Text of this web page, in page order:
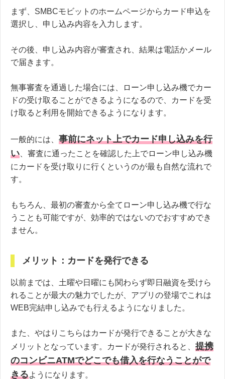
まず、SMBCモビットのホームページからカード申込を
選択し、申し込み内容を入力します。
その後、申し込み内容が審査され、結果は電話かメール
で届きます。
無事審査を通過した場合には、ローン申し込み機でカー
ドの受け取ることができるようになるので、カードを受
け取ると利用を開始できるようになります。
一般的には、 事前にネット上でカード申し込みを行
い 、審査に通ったことを確認した上でローン申し込み機
にカードを受け取りに行くというのが最も自然な流れで
す。
もちろん、最初の審査から全てローン申し込み機で行な
うことも可能ですが、効率的ではないのでおすすめでき
ません。
メリット：カードを発行できる
以前までは、土曜や日曜にも関わらず即日融資を受けら
れることが最大の魅力でしたが、アプリの登場でこれは
WEB完結申し込みでも行えるようになりました。
また、やはりこちらはカードが発行できることが大きな
メリットとなっています。カードが発行されると、 提携
のコンビニATMでどこでも借入を行なうことがで
きるようになります。